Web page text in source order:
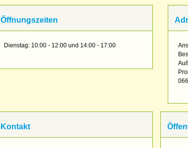
Öffnungszeiten
Dienstag: 10:00 - 12:00 und 14:00 - 17:00
Kontakt